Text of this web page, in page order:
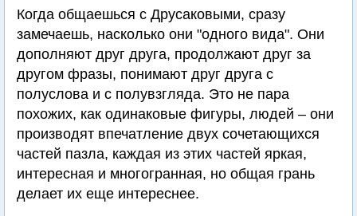
Когда общаешься с Друсаковыми, сразу
замечаешь, насколько они "одного вида". Они
дополняют друг друга, продолжают друг за
другом фразы, понимают друг друга с
полуслова и с полувзгляда. Это не пара
похожих, как одинаковые фигуры, людей – они
производят впечатление двух сочетающихся
частей пазла, каждая из этих частей яркая,
интересная и многогранная, но общая грань
делает их еще интереснее.